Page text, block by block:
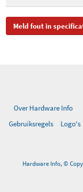
Afstandsbediening
meegeleverd
SKU
Meld fout in
Over Hardware Info
Gebruiksregels
Logo's
Hardware Info, ©